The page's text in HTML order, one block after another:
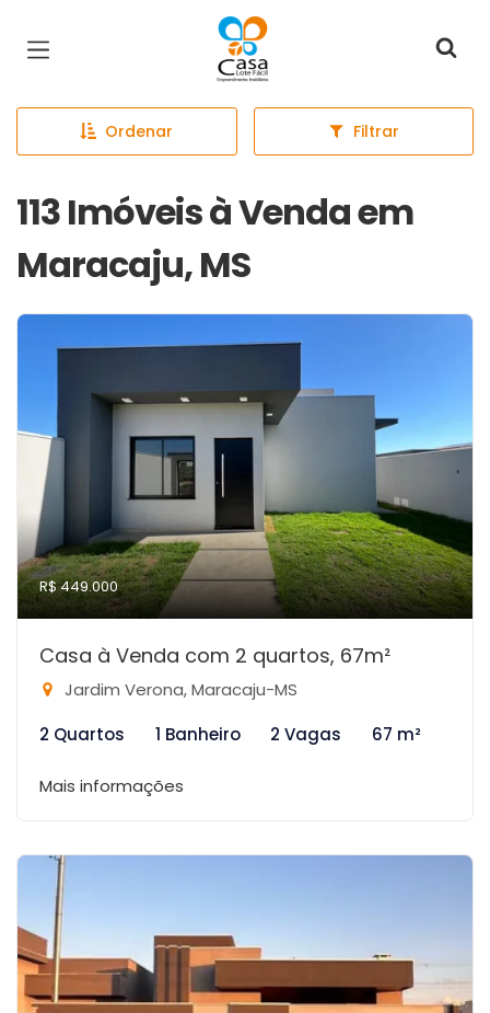
Página inicial
Ordenar Filtrar
113 Imóveis à Venda em
Maracaju, MS
R$ 449.000
Casa à Venda com 2 quartos, 67m²
Jardim Verona, Maracaju-MS
2 Quartos
1 Banheiro 2 Vagas 67 m²
Mais informações